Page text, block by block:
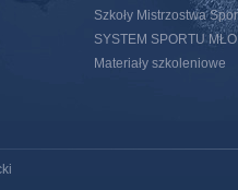
Szkoły Mistrzostwa
SYSTEM SPORTU
Materiały szkoleniowe